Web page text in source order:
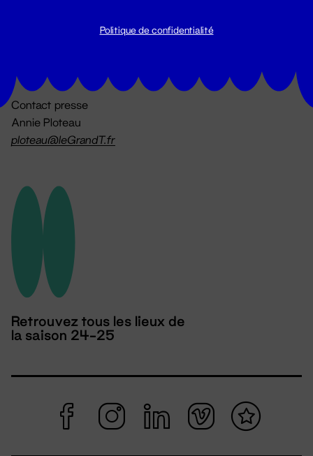
Contact presse
Annie Ploteau
ploteau@leGrandT.fr
Retrouvez tous les lieux de
la saison 24-25
Politique de confidentialité